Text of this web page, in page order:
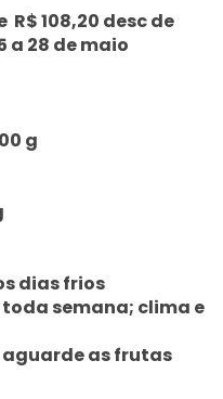
108,20 desc de
a 28 de maio
g
dias frios
semana; clima e
as frutas